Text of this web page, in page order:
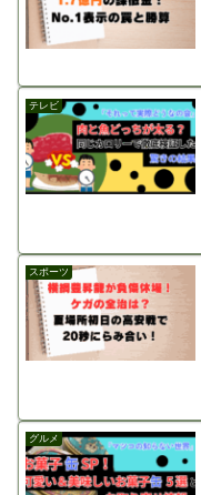
テレビ
スポーツ
グルメ